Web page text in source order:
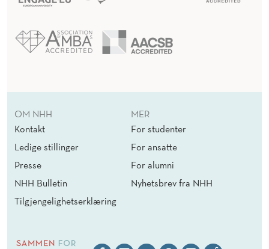
OM NHH
Kontakt
Ledige stillinger
Presse
NHH Bulletin
Tilgjengelighetserklæring
MER
For studenter
For ansatte
For alumni
Nyhetsbrev fra NHH